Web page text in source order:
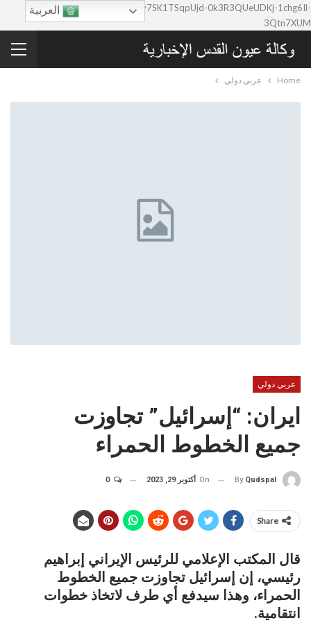
google-site-verification=0y7SK1TSqpUjd-0k3R3QUeUDKj-1chg6Il-
3Qtn7XUM
Home عربي دولي
عربي دولي
ايران: “إسرائيل” تجاوزت
جميع الخطوط الحمراء
By Qudspal
On أكتوبر 29, 2023
Share
قال المكتب الإعلامي للرئيس الإيراني إبراهيم
رئيسي، إن إسرائيل تجاوزت جميع الخطوط
الحمراء، وهذا سيدفع أي طرف لاتخاذ خطوات
انتقامية.
العربية